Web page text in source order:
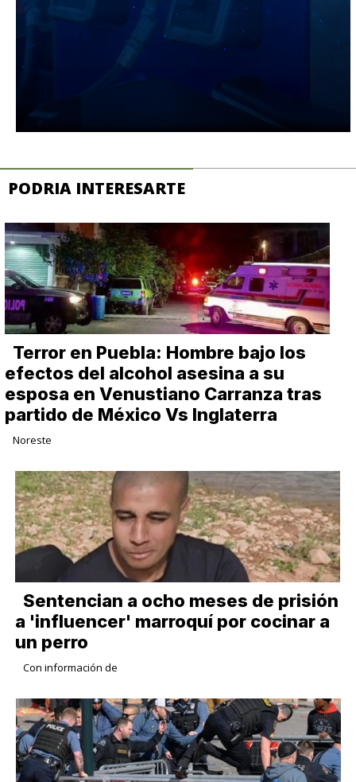
PODRIA INTERESARTE
Terror en Puebla: Hombre bajo los
efectos del alcohol asesina a su
esposa en Venustiano Carranza tras
partido de México Vs Inglaterra
Noreste
Sentencian a ocho meses de prisión
a 'influencer' marroquí por cocinar a
un perro
Con información de